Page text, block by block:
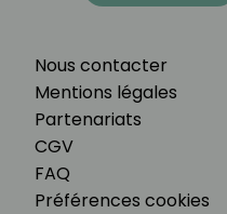
Nous contacter
Mentions légales
Partenariats
CGV
FAQ
Préférences cookies